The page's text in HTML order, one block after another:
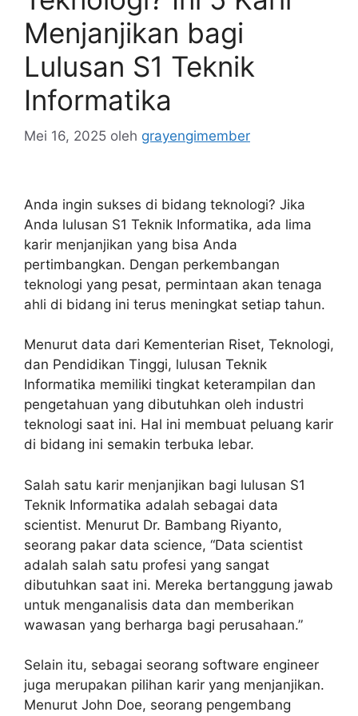
Menjanjikan bagi
Lulusan S1 Teknik
Informatika
Mei 16, 2025 oleh grayengimember
Anda ingin sukses di bidang teknologi? Jika
Anda lulusan S1 Teknik Informatika, ada lima
karir menjanjikan yang bisa Anda
pertimbangkan. Dengan perkembangan
teknologi yang pesat, permintaan akan tenaga
ahli di bidang ini terus meningkat setiap tahun.
Menurut data dari Kementerian Riset, Teknologi,
dan Pendidikan Tinggi, lulusan Teknik
Informatika memiliki tingkat keterampilan dan
pengetahuan yang dibutuhkan oleh industri
teknologi saat ini. Hal ini membuat peluang karir
di bidang ini semakin terbuka lebar.
Salah satu karir menjanjikan bagi lulusan S1
Teknik Informatika adalah sebagai data
scientist. Menurut Dr. Bambang Riyanto,
seorang pakar data science, “Data scientist
adalah salah satu profesi yang sangat
dibutuhkan saat ini. Mereka bertanggung jawab
untuk menganalisis data dan memberikan
wawasan yang berharga bagi perusahaan.”
Selain itu, sebagai seorang software engineer
juga merupakan pilihan karir yang menjanjikan.
Menurut John Doe, seorang pengembang